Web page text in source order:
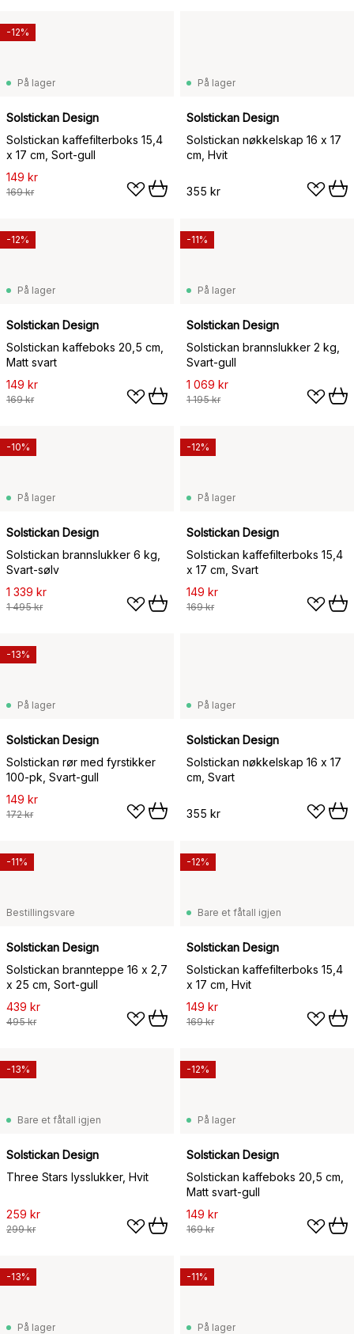
På lager
Solstickan Design
Solstickan kaffefilterboks 15,4
x 17 cm, Sort-gull
149 kr
169 kr
-12%
På lager
Solstickan Design
Solstickan nøkkelskap 16 x 17
cm, Hvit
355 kr
På lager
Solstickan Design
Solstickan kaffeboks 20,5 cm,
Matt svart
149 kr
169 kr
-12%
På lager
Solstickan Design
Solstickan brannslukker 2 kg,
Svart-gull
1 069 kr
1 195 kr
-11%
På lager
Solstickan Design
Solstickan brannslukker 6 kg,
Svart-sølv
1 339 kr
1 495 kr
-10%
På lager
Solstickan Design
Solstickan kaffefilterboks 15,4
x 17 cm, Svart
149 kr
169 kr
-12%
På lager
Solstickan Design
Solstickan rør med fyrstikker
100-pk, Svart-gull
149 kr
172 kr
-13%
På lager
Solstickan Design
Solstickan nøkkelskap 16 x 17
cm, Svart
355 kr
Bestillingsvare
Solstickan Design
Solstickan brannteppe 16 x 2,7
x 25 cm, Sort-gull
439 kr
495 kr
-11%
Bare et fåtall igjen
Solstickan Design
Solstickan kaffefilterboks 15,4
x 17 cm, Hvit
149 kr
169 kr
-12%
Bare et fåtall igjen
Solstickan Design
Three Stars lysslukker, Hvit
259 kr
299 kr
-13%
På lager
Solstickan Design
Solstickan kaffeboks 20,5 cm,
Matt svart-gull
149 kr
169 kr
-12%
På lager
-13%
På lager
-11%